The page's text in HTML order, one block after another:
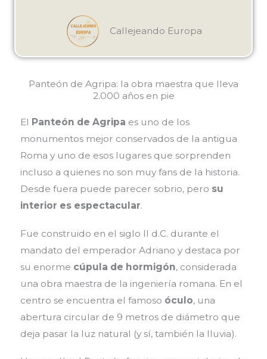
Callejeando Europa
Panteón de Agripa: la obra maestra que lleva
2.000 años en pie
El Panteón de Agripa es uno de los
monumentos mejor conservados de la antigua
Roma y uno de esos lugares que sorprenden
incluso a quienes no son muy fans de la historia.
Desde fuera puede parecer sobrio, pero su
interior es espectacular.
Fue construido en el siglo II d.C. durante el
mandato del emperador Adriano y destaca por
su enorme cúpula de hormigón, considerada
una obra maestra de la ingeniería romana. En el
centro se encuentra el famoso óculo, una
abertura circular de 9 metros de diámetro que
deja pasar la luz natural (y sí, también la lluvia).